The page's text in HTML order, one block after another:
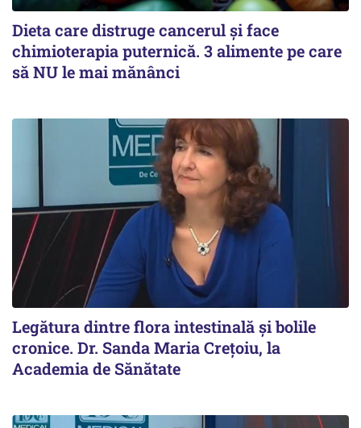
Dieta care distruge cancerul și face
chimioterapia puternică. 3 alimente pe care
să NU le mai mănânci
Legătura dintre flora intestinală și bolile
cronice. Dr. Sanda Maria Crețoiu, la
Academia de Sănătate